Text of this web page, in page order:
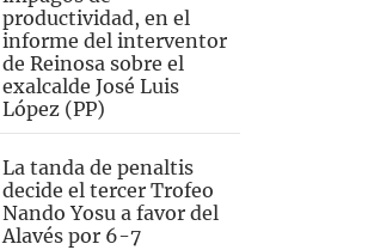
productividad, en el
informe del interventor
de Reinosa sobre el
exalcalde José Luis
López (PP)
La tanda de penaltis
decide el tercer Trofeo
Nando Yosu a favor del
Alavés por 6-7